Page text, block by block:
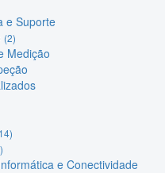
e Suporte
(2)
Medição
e Conectividade